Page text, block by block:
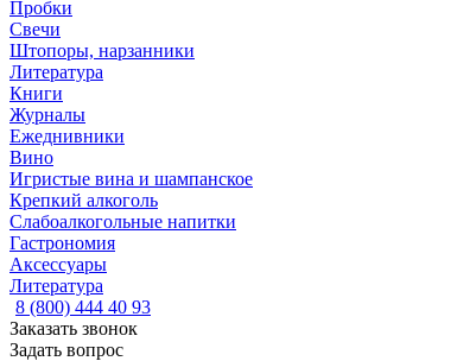
Пробки
Свечи
Штопоры, нарзанники
Литература
Книги
Журналы
Ежеднивники
Вино
Игристые вина и шампанское
Крепкий алкоголь
Слабоалкогольные напитки
Гастрономия
Аксессуары
Литература
8 (800) 444 40 93
Заказать звонок
Задать вопрос